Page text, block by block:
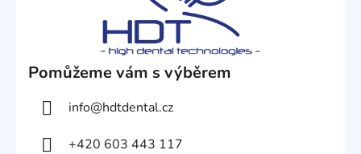
Pomůžeme vám s výběrem
info@hdtdental.cz
+420 603 443 117